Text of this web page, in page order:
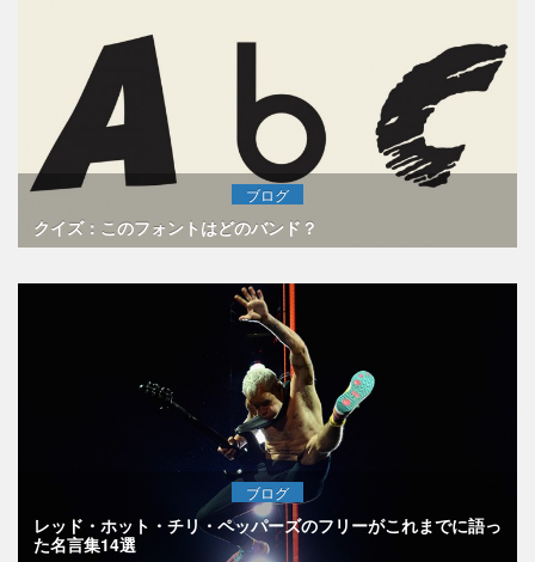
ブログ
クイズ：このフォントはどのバンド？
ブログ
レッド・ホット・チリ・ペッパーズのフリーがこれまでに語っ
た名言集14選